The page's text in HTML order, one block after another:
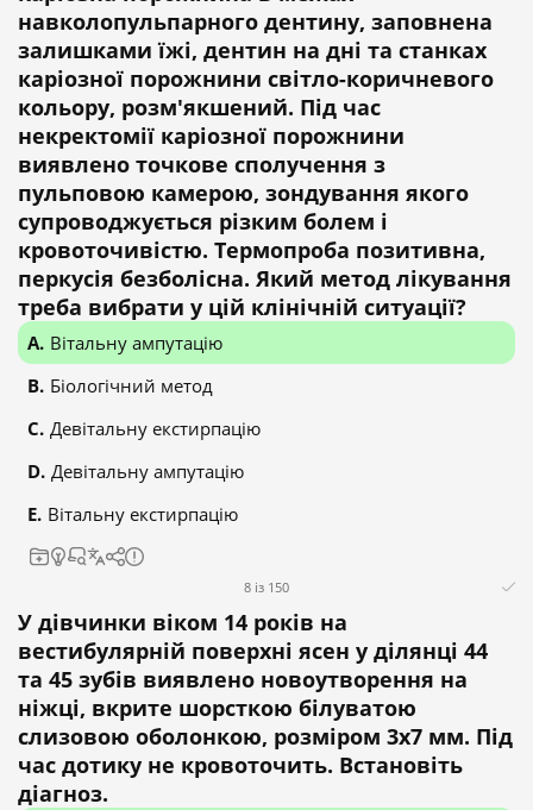
навколопульпарного дентину, заповнена
залишками їжі, дентин на дні та станках
каріозної порожнини світло-коричневого
кольору, розм'якшений. Під час
некректомії каріозної порожнини
виявлено точкове сполучення з
пульповою камерою, зондування якого
супроводжується різким болем і
кровоточивістю. Термопроба позитивна,
перкусія безболісна. Який метод лікування
треба вибрати у цій клінічній ситуації?
Вітальну ампутацію
Біологічний метод
Девітальну екстирпацію
Девітальну ампутацію
Вітальну екстирпацію
8 із 150
У дівчинки віком 14 років на
вестибулярній поверхні ясен у ділянці 44
та 45 зубів виявлено новоутворення на
ніжці, вкрите шорсткою білуватою
слизовою оболонкою, розміром 3х7 мм. Під
час дотику не кровоточить. Встановіть
діагноз.